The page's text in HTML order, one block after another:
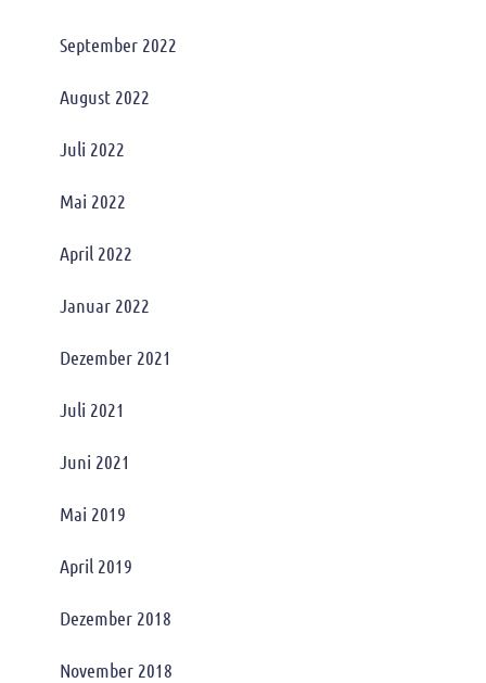
September 2022
August 2022
Juli 2022
Mai 2022
April 2022
Januar 2022
Dezember 2021
Juli 2021
Juni 2021
Mai 2019
April 2019
Dezember 2018
November 2018